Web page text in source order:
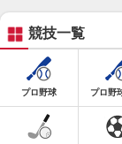
競技一覧
プロ野球 プロ野